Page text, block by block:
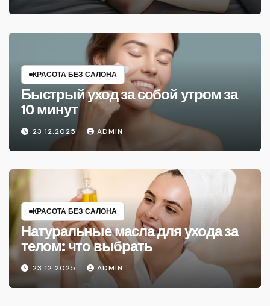
КРАСОТА БЕЗ САЛОНА
Быстрый уход за собой утром за
10 минут
23.12.2025 ADMIN
КРАСОТА БЕЗ САЛОНА
Натуральные масла для ухода за
телом: что выбрать
23.12.2025 ADMIN